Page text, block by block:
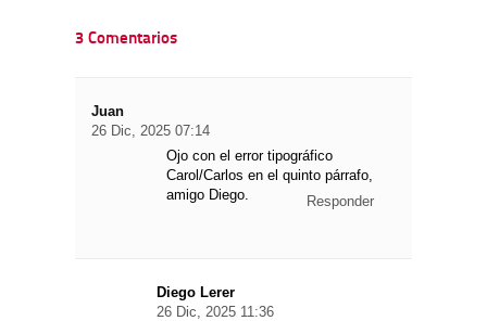
3 Comentarios
Juan
26 Dic, 2025 07:14
Ojo con el error tipográfico
Carol/Carlos en el quinto párrafo,
amigo Diego.
Responder
Diego Lerer
26 Dic, 2025 11:36